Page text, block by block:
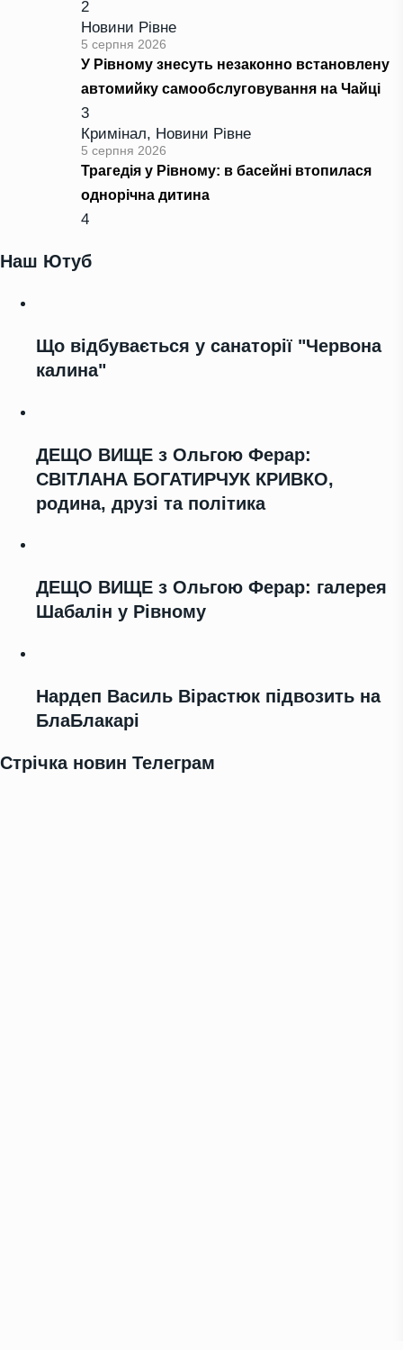
2
Новини Рівне
5 серпня 2026
У Рівному знесуть незаконно встановлену
автомийку самообслуговування на Чайці
3
Кримінал, Новини Рівне
5 серпня 2026
Трагедія у Рівному: в басейні втопилася
однорічна дитина
4
Наш Ютуб
Що відбувається у санаторії "Червона
калина"
ДЕЩО ВИЩЕ з Ольгою Ферар:
СВІТЛАНА БОГАТИРЧУК КРИВКО,
родина, друзі та політика
ДЕЩО ВИЩЕ з Ольгою Ферар: галерея
Шабалін у Рівному
Нардеп Василь Вірастюк підвозить на
БлаБлакарі
Стрічка новин Телеграм